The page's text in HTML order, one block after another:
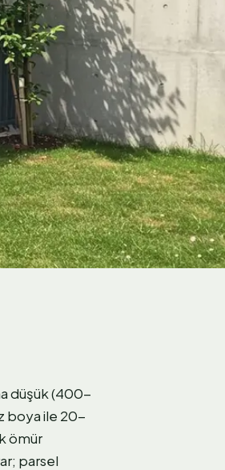
düşük (400-
boya ile 20-
ömür
parsel